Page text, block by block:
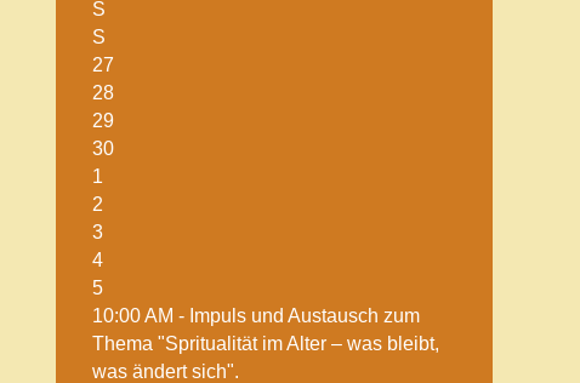
S
S
27
28
29
30
1
2
3
4
5
10:00 AM - Impuls und Austausch zum
Thema "Spritualität im Alter – was bleibt,
was ändert sich".